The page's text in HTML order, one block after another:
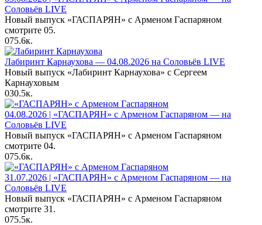
Соловьёв LIVE
Новый выпуск «ГАСПАРЯН» с Арменом Гаспаряном
смотрите 05.
075.6к.
Лабиринт Карнаухова — 04.08.2026 на Соловьёв LIVE
Новый выпуск «Лабиринт Карнаухова» с Сергеем
Карнауховым
030.5к.
04.08.2026 | «ГАСПАРЯН» с Арменом Гаспаряном — на
Соловьёв LIVE
Новый выпуск «ГАСПАРЯН» с Арменом Гаспаряном
смотрите 04.
075.6к.
31.07.2026 | «ГАСПАРЯН» с Арменом Гаспаряном — на
Соловьёв LIVE
Новый выпуск «ГАСПАРЯН» с Арменом Гаспаряном
смотрите 31.
075.5к.